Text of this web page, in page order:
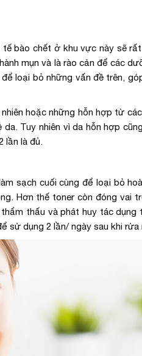
bào chết ở khu vực này sẽ
mụn và là rào cản để các
loại bỏ những vấn đề trên,
hoặc những hỗn hợp từ
Tuy nhiên vì da hỗn hợp
lần là đủ.
sạch cuối cùng để loại bỏ
Hơn thế toner còn đóng vai
thấu và phát huy tác
sử dụng 2 lần/ ngày sau khi rửa